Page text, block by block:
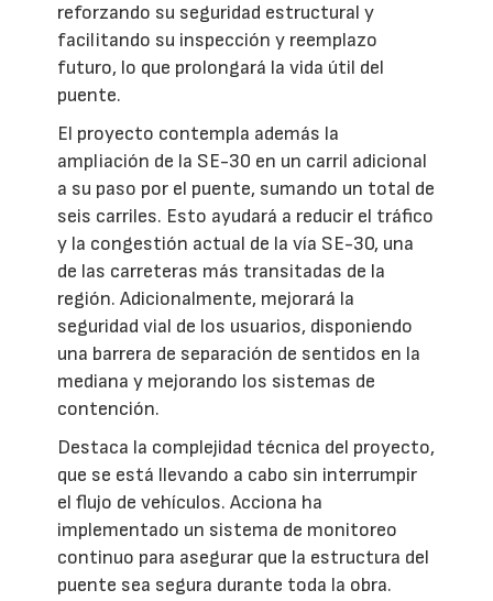
reforzando su seguridad estructural y
facilitando su inspección y reemplazo
futuro, lo que prolongará la vida útil del
puente.
El proyecto contempla además la
ampliación de la SE-30 en un carril adicional
a su paso por el puente, sumando un total de
seis carriles. Esto ayudará a reducir el tráfico
y la congestión actual de la vía SE-30, una
de las carreteras más transitadas de la
región. Adicionalmente, mejorará la
seguridad vial de los usuarios, disponiendo
una barrera de separación de sentidos en la
mediana y mejorando los sistemas de
contención.
Destaca la complejidad técnica del proyecto,
que se está llevando a cabo sin interrumpir
el flujo de vehículos. Acciona ha
implementado un sistema de monitoreo
continuo para asegurar que la estructura del
puente sea segura durante toda la obra.